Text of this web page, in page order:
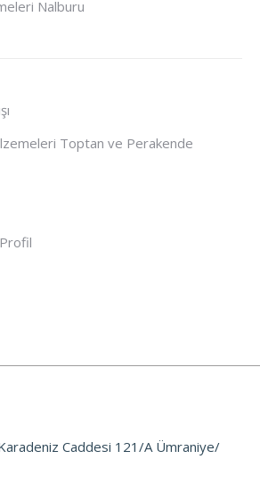
Nalburu
Toptan ve Perakende
Caddesi 121/A Ümraniye/